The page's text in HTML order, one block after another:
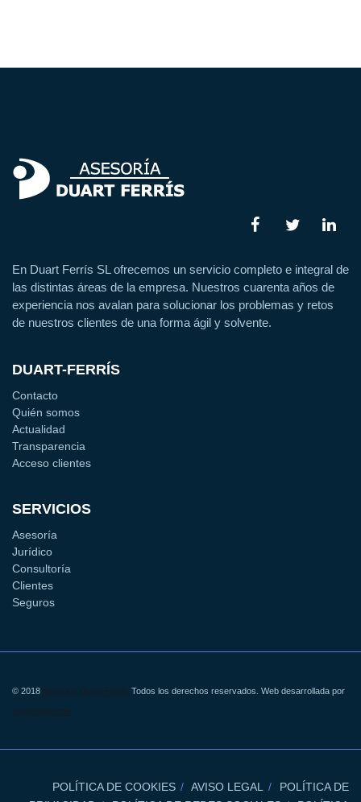
En Duart Ferrís SL ofrecemos un servicio completo e integral de
las distintas áreas de la empresa. Nuestros cuarenta años de
experiencia nos avalan para solucionar los problemas y retos
de nuestros clientes de una forma ágil y solvente.
DUART-FERRÍS
Contacto
Quién somos
Actualidad
Transparencia
Acceso clientes
SERVICIOS
Asesoría
Jurídico
Consultoría
Clientes
Seguros
© 2018 Todos los derechos reservados. Web desarrollada por
POLÍTICA DE COOKIES AVISO LEGAL
POLÍTICA DE